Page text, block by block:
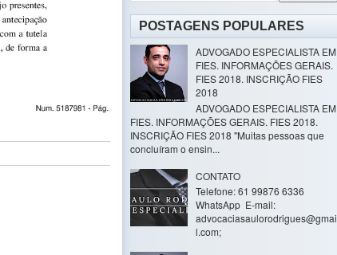
POSTAGENS POPULARES
ADVOGADO ESPECIALISTA EM
FIES. INFORMAÇÕES GERAIS.
FIES 2018. INSCRIÇÃO FIES
2018
ADVOGADO ESPECIALISTA EM
FIES. INFORMAÇÕES GERAIS. FIES 2018.
INSCRIÇÃO FIES 2018 "Muitas pessoas que
concluíram o ensin...
CONTATO
Telefone: 61 99876 6336
WhatsApp E-mail:
advocaciasaulorodrigues@gmai
l.com;